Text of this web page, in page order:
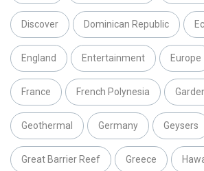
Discover Dominican Republic
England Entertainment Europe
France French Polynesia
Geothermal Germany Geysers
Great Barrier Reef Greece